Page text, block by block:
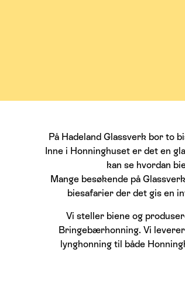
På Hadeland Glassverk bor to
Inne i Honninghuset er det en
kan se hvordan
Mange besøkende på
biesafarier der det gis en
Vi steller biene og
Bringebærhonning. Vi
lynghonning til både